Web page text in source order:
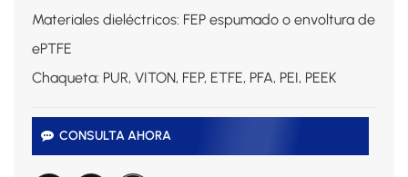
Materiales dieléctricos: FEP espumado o envoltura de
ePTFE
Chaqueta: PUR, VITON, FEP, ETFE, PFA, PEI, PEEK
CONSULTA AHORA